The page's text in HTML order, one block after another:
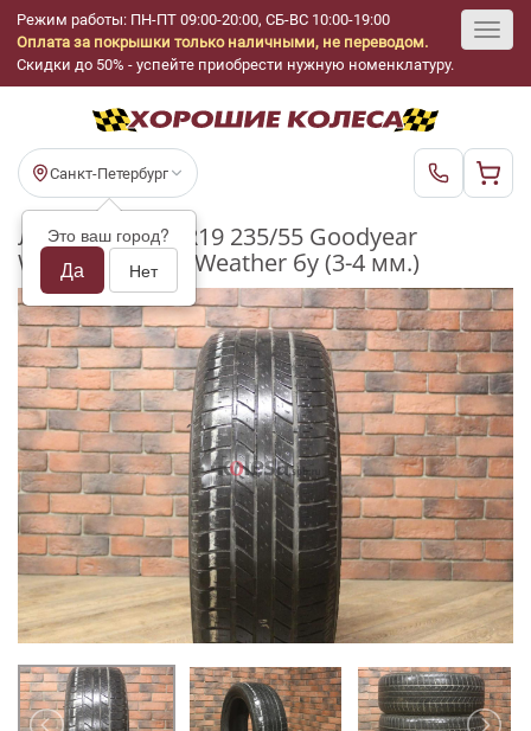
Режим работы: ПН-ПТ 09:00-20:00, СБ-ВС 10:00-19:00
Оплата за покрышки только наличными, не переводом.
Скидки до 50% - успейте приобрести нужную номенклатуру.
Санкт-Петербург
Это ваш город?
Да Нет
Летние шины R19 235/55 Goodyear
Wrangler HP All Weather бу (3-4 мм.)